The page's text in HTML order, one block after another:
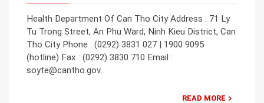
Health Department Of Can Tho City Address : 71 Ly
Tu Trong Street, An Phu Ward, Ninh Kieu District, Can
Tho City Phone : (0292) 3831 027 | 1900 9095
(hotline) Fax : (0292) 3830 710 Email :
soyte@cantho.gov.
READ MORE